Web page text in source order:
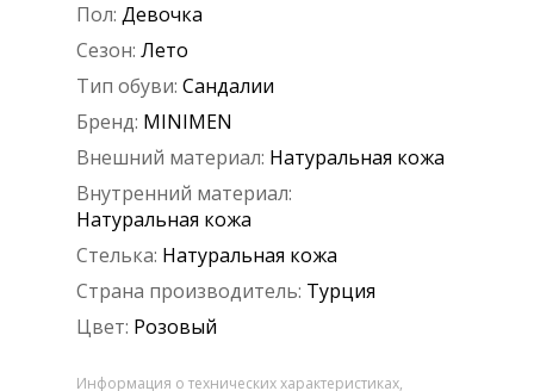
Пол: Девочка
Сезон: Лето
Тип обуви: Сандалии
Бренд: MINIMEN
Внешний материал: Натуральная кожа
Внутренний материал:
Натуральная кожа
Стелька: Натуральная кожа
Страна производитель: Турция
Цвет: Розовый
Информация о технических характеристиках,